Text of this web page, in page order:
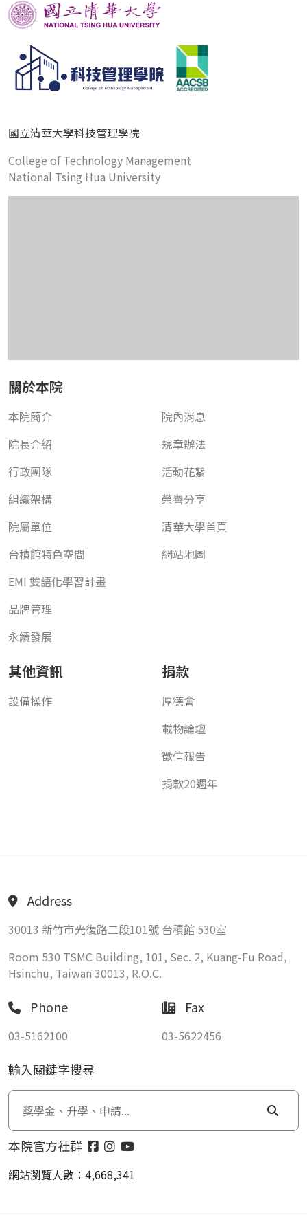
國立清華大學科技管理學院
College of Technology Management
National Tsing Hua University
關於本院
本院簡介
院長介紹
行政團隊
組織架構
院屬單位
台積館特色空間
EMI 雙語化學習計畫
品牌管理
永續發展
院內消息
規章辦法
活動花絮
榮譽分享
清華大學首頁
網站地圖
其他資訊
設備操作
捐款
厚德會
載物論壇
徵信報告
捐款20週年
Address
30013 新竹市光復路二段101號 台積館 530室
Room 530 TSMC Building, 101, Sec. 2, Kuang-Fu Road,
Hsinchu, Taiwan 30013, R.O.C.
Phone
03-5162100
Fax
03-5622456
輸入關鍵字搜尋
本院官方社群
網站瀏覽人數：4,668,341